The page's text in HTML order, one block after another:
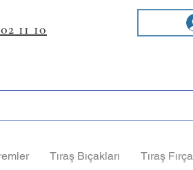
11 10
Tıraş Bıçakları Tıraş